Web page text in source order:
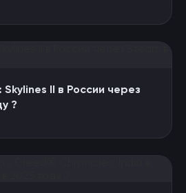
России через
?